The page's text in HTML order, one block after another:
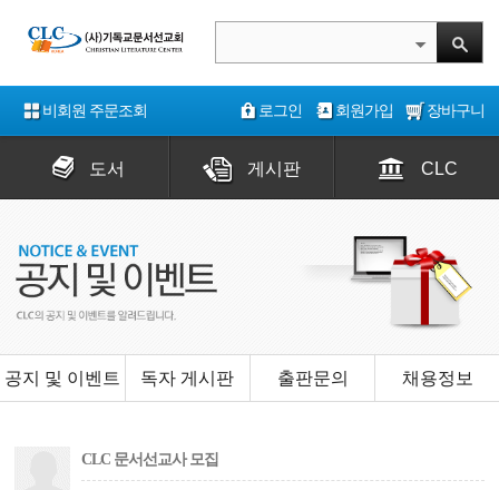
비회원 주문조회 로그인 회원가입 장바구니
도서 게시판 CLC
공지 및 이벤트 독자 게시판 출판문의 채용정보
CLC 문서선교사 모집